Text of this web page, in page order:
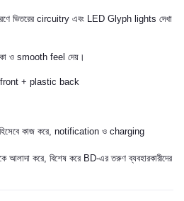
ভিতরের circuitry এবং LED Glyph lights দেখা
ও smooth feel দেয়।
+ plastic back
কাজ করে, notification ও charging
আলাদা করে, বিশেষ করে BD-এর তরুণ ব্যবহারকারীদের